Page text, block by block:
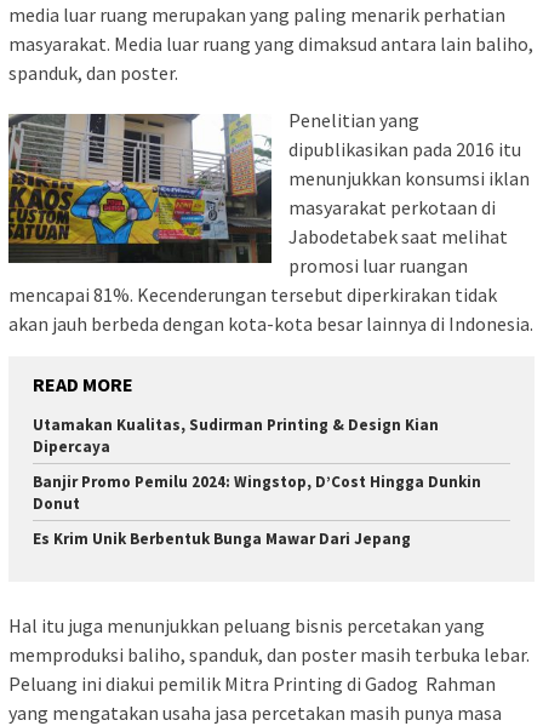
media luar ruang merupakan yang paling menarik perhatian
masyarakat. Media luar ruang yang dimaksud antara lain baliho,
spanduk, dan poster.
Penelitian yang
dipublikasikan pada 2016 itu
menunjukkan konsumsi iklan
masyarakat perkotaan di
Jabodetabek saat melihat
promosi luar ruangan
mencapai 81%. Kecenderungan tersebut diperkirakan tidak
akan jauh berbeda dengan kota-kota besar lainnya di Indonesia.
READ MORE
Utamakan Kualitas, Sudirman Printing & Design Kian
Dipercaya
Banjir Promo Pemilu 2024: Wingstop, D’Cost Hingga Dunkin
Donut
Es Krim Unik Berbentuk Bunga Mawar Dari Jepang
Hal itu juga menunjukkan peluang bisnis percetakan yang
memproduksi baliho, spanduk, dan poster masih terbuka lebar.
Peluang ini diakui pemilik Mitra Printing di Gadog Rahman
yang mengatakan usaha jasa percetakan masih punya masa